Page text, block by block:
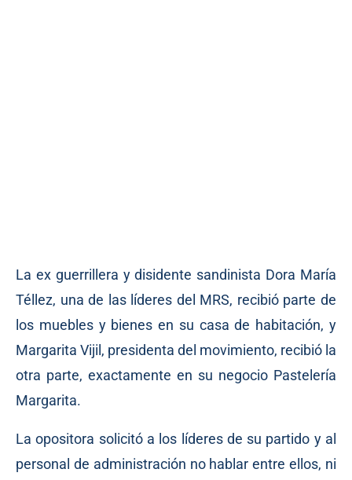
La ex guerrillera y disidente sandinista Dora María
Téllez, una de las líderes del MRS, recibió parte de
los muebles y bienes en su casa de habitación, y
Margarita Vijil, presidenta del movimiento, recibió la
otra parte, exactamente en su negocio Pastelería
Margarita.
La opositora solicitó a los líderes de su partido y al
personal de administración no hablar entre ellos, ni